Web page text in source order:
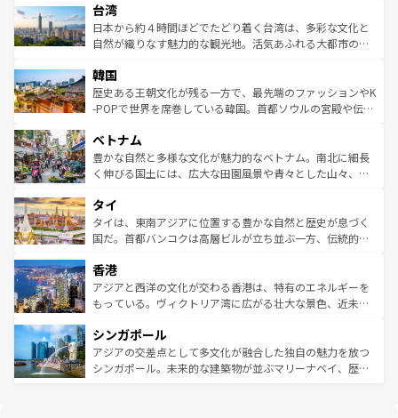
ならではの贅沢な旅のスタイルだ。 なお、新着のアメリカ
情報はコンテンツ一覧を参照してほしい。
れるおもてなしの心で訪れる人々を迎えてくれるハワイの
人々、おいしいローカルフードやハワイアンミュージッ
ク、伝統的なフラダンスなど、すべてがハワイの魅力を彩
ワイを、存分に味わってほしい。 なお、新着のハワイ情報
はコンテンツ一覧を参照してほしい。
リアリーフや大陸中央部にそびえるウルル（エアーズロッ
ク）、タスマニアの美しい原生林やケアンズの熱帯雨林な
ど、見どころがたくさん。また、カフェやワイン、オージ
いる。アクティビティも充実しており、サーフィンやダイ
ビング、ハイキングなど、アウトドア好きにはたまらな
い。オーストラリアの多彩な魅力を存分に味わいつくそ
参照してほしい。
台湾
日本から約４時間ほどでたどり着く台湾は、多彩な文化と
自然が織りなす魅力的な観光地。活気あふれる大都市の台
ン）、静ひつな山岳地帯である台湾東部など、都市の喧騒
と山間の静けさが共存しており、訪れる人に新しい発見と
驚きをもたらしてくれる。また、奥深い台湾の食文化も魅
容にもいいと評判のスイーツなど、バラエティ豊かな料理
が味わえる。 なお、新着の台湾情報は コンテンツ一覧を参
照してほしい。
韓国
歴史ある王朝文化が残る一方で、最先端のファッションやK
-POPで世界を席巻している韓国。首都ソウルの宮殿や伝統
き、地方に足を延ばせば四季折々の自然美を楽しむことが
できる。そして、キムチや焼肉、絶品のストリートフード
まで、さまざまな韓国料理が待っている。夜には、韓国な
リティに包まれながら、韓国の多彩な魅力を心ゆくまで味
わってみてほしい。 なお、新着の韓国情報はコンテンツ一
覧を参照してほしい。
ベトナム
豊かな自然と多様な文化が魅力的なベトナム。南北に細長
く伸びる国土には、広大な田園風景や青々とした山々、世
急速な発展と共に伝統が息づく。ハノイの古い町並みやホ
ーチミン市のフランス統治時代の建物も、独特の雰囲気を
醸し出している。また、バラエティの豊かさとおいしさで
とつ。フォーやバインミー、ベトナムコーヒーなどは、ぜ
ひ現地で味わいたい。どの地域を訪れてもあたたかい人々
が旅行者を迎えてくれるので、きっと忘れられない旅にな
参照してほしい。
タイ
タイは、東南アジアに位置する豊かな自然と歴史が息づく
国だ。首都バンコクは高層ビルが立ち並ぶ一方、伝統的な
の活気が交差している。北部ではチェンマイなどの山岳地
帯で自然と触れ合い、南部ではプーケットやクラビの美し
いビーチでリゾート気分を楽しむことができる。タイ料理
激する。気候は一年中温暖で、どの季節にも異なる楽しみ
が待っている。親しみやすいタイの人々、仏教を中心とし
た文化、そして多様な観光資源が、訪れる旅人を魅了し続
香港
アジアと西洋の文化が交わる香港は、特有のエネルギーを
もっている。ヴィクトリア湾に広がる壮大な景色、近未来
み、どこを訪れても感動するはず。観光スポットが密集し
ており、効率よく見どころを回れるのも魅力。息をのむよ
うな絶景から文化的な体験まで、香港を存分に楽しみ尽く
シンガポール
アジアの交差点として多文化が融合した独自の魅力を放つ
シンガポール。未来的な建築物が並ぶマリーナベイ、歴史